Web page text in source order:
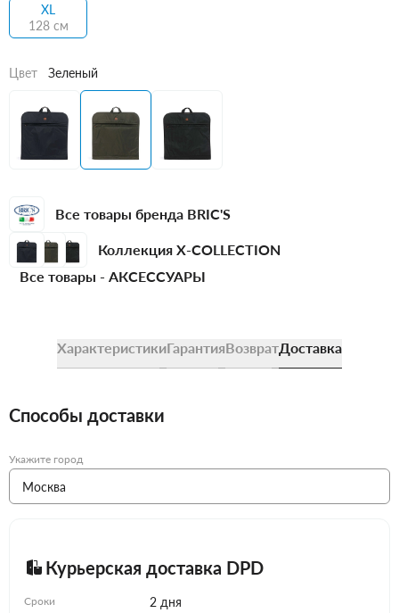
XL
128 см
Цвет Зеленый
Все товары бренда BRIC'S
Коллекция X-COLLECTION
Все товары - АКСЕССУАРЫ
ХарактеристикиГарантияВозвратДоставка
Способы доставки
Укажите город
Курьерская доставка DPD
Сроки 2 дня